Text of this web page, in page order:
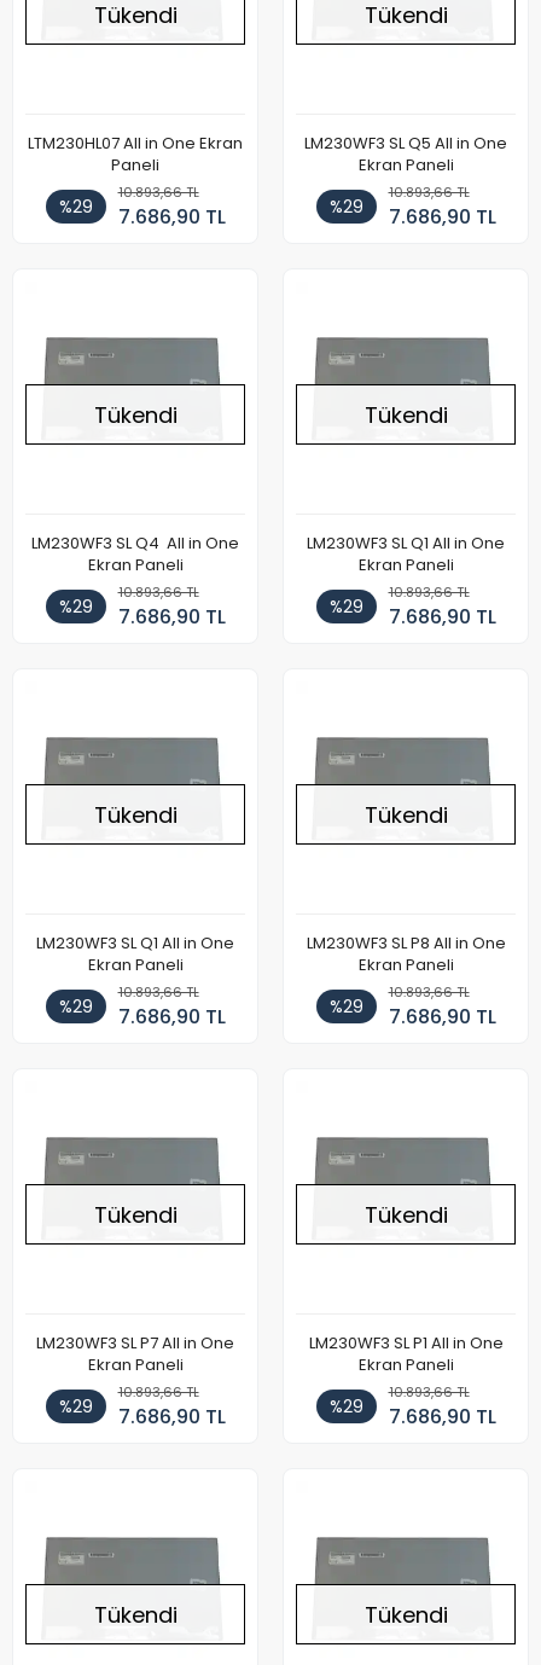
Tükendi
LTM230HL07 All in One Ekran
Paneli
%29
10.893,66 TL
7.686,90 TL
Tükendi
LM230WF3 SL Q5 All in One
Ekran Paneli
%29
10.893,66 TL
7.686,90 TL
Tükendi
LM230WF3 SL Q4 All in One
Ekran Paneli
%29
10.893,66 TL
7.686,90 TL
Tükendi
LM230WF3 SL Q1 All in One
Ekran Paneli
%29
10.893,66 TL
7.686,90 TL
Tükendi
LM230WF3 SL Q1 All in One
Ekran Paneli
%29
10.893,66 TL
7.686,90 TL
Tükendi
LM230WF3 SL P8 All in One
Ekran Paneli
%29
10.893,66 TL
7.686,90 TL
Tükendi
LM230WF3 SL P7 All in One
Ekran Paneli
%29
10.893,66 TL
7.686,90 TL
Tükendi
LM230WF3 SL P1 All in One
Ekran Paneli
%29
10.893,66 TL
7.686,90 TL
Tükendi Tükendi